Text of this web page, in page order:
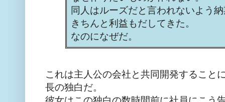
同人はルーズだと言われないよう
きちんと利益もだしてきた。
なのになぜだ。
これは主人公の会社と共同開発すること
長の独白だ。